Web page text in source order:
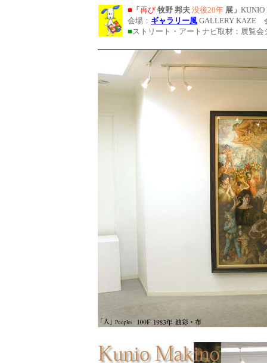
■ 「 再び 牧野 邦夫 没後20年 展」
会場： ギャラリー風 GALLERY KAZE
■ストリート・アートナビ取材：展覧